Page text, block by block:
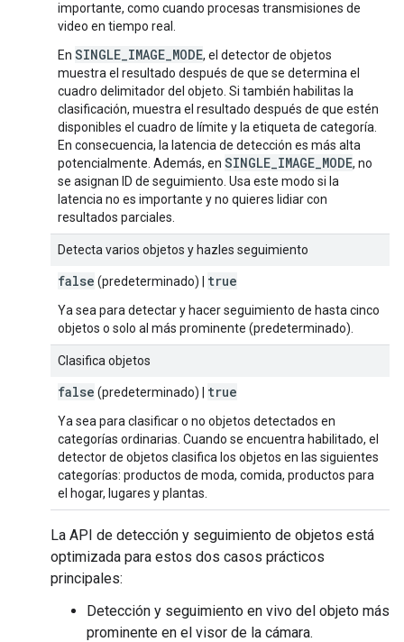
importante, como cuando procesas transmisiones de
video en tiempo real.
En SINGLE_IMAGE_MODE, el detector de objetos
muestra el resultado después de que se determina el
cuadro delimitador del objeto. Si también habilitas la
clasificación, muestra el resultado después de que estén
disponibles el cuadro de límite y la etiqueta de categoría.
En consecuencia, la latencia de detección es más alta
potencialmente. Además, en SINGLE_IMAGE_MODE, no
se asignan ID de seguimiento. Usa este modo si la
latencia no es importante y no quieres lidiar con
resultados parciales.
Detecta varios objetos y hazles seguimiento
false (predeterminado) | true
Ya sea para detectar y hacer seguimiento de hasta cinco
objetos o solo al más prominente (predeterminado).
Clasifica objetos
false (predeterminado) | true
Ya sea para clasificar o no objetos detectados en
categorías ordinarias. Cuando se encuentra habilitado, el
detector de objetos clasifica los objetos en las siguientes
categorías: productos de moda, comida, productos para
el hogar, lugares y plantas.
La API de detección y seguimiento de objetos está
optimizada para estos dos casos prácticos
principales:
Detección y seguimiento en vivo del objeto más
prominente en el visor de la cámara.